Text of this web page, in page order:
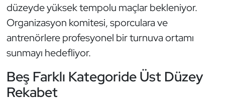
düzeyde yüksek tempolu maçlar bekleniyor.
Organizasyon komitesi, sporculara ve
antrenörlere profesyonel bir turnuva ortamı
sunmayı hedefliyor.
Beş Farklı Kategoride Üst Düzey
Rekabet
Kick Boks
Kürek
Modern Pentatlon